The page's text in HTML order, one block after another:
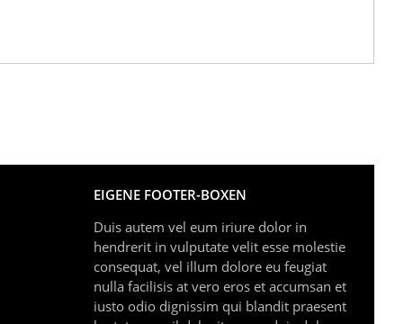
EIGENE FOOTER-BOXEN
Duis autem vel eum iriure dolor in
hendrerit in vulputate velit esse molestie
consequat, vel illum dolore eu feugiat
nulla facilisis at vero eros et accumsan et
iusto odio dignissim qui blandit praesent